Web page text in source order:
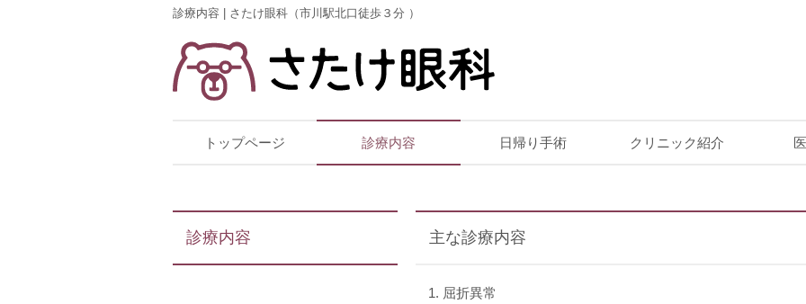
診療内容 | さたけ眼科（市川駅北口徒歩３分 ）
トップページ 診療内容 日帰り手術 クリニック紹介
診療内容 主な診療内容
屈折異常